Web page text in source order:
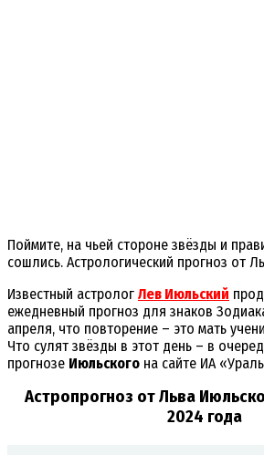
Поймите, на чьей стороне звёзды и
сошлись. Астрологический прогноз от
Известный астролог Лев Июльский
ежедневный прогноз для знаков
апреля, что повторение – это мать
Что сулят звёзды в этот день – в
прогнозе Июльского на сайте ИА
Астропрогноз от Льва
2024 года